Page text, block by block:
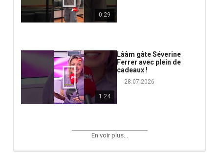
0:29
1:24
Lââm gâte Séverine
Ferrer avec plein de
cadeaux !
28.07.2026
En voir plus...